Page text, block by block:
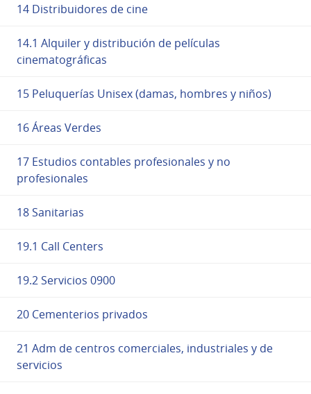
14 Distribuidores de cine
14.1 Alquiler y distribución de películas
cinematográficas
15 Peluquerías Unisex (damas, hombres y niños)
16 Áreas Verdes
17 Estudios contables profesionales y no
profesionales
18 Sanitarias
19.1 Call Centers
19.2 Servicios 0900
20 Cementerios privados
21 Adm de centros comerciales, industriales y de
servicios